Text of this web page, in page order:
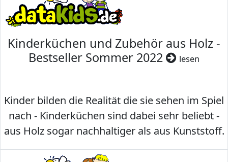
Kinderküchen und Zubehör aus Holz -
Bestseller Sommer 2022
lesen
Kinder bilden die Realität die sie sehen im Spiel
nach - Kinderküchen sind dabei sehr beliebt -
aus Holz sogar nachhaltiger als aus Kunststoff.